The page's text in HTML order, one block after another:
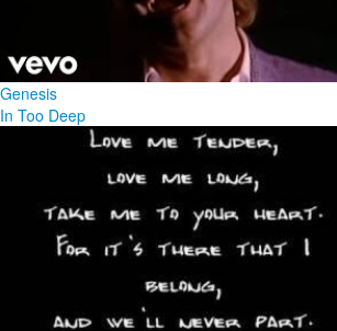
Genesis
In Too Deep